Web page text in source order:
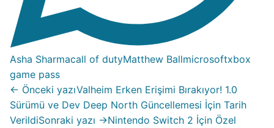
Asha Sharmacall of dutyMatthew Ballmicrosoftxbox
game pass
← Önceki yazıValheim Erken Erişimi Bırakıyor! 1.0
Sürümü ve Dev Deep North Güncellemesi İçin Tarih
VerildiSonraki yazı →Nintendo Switch 2 İçin Özel